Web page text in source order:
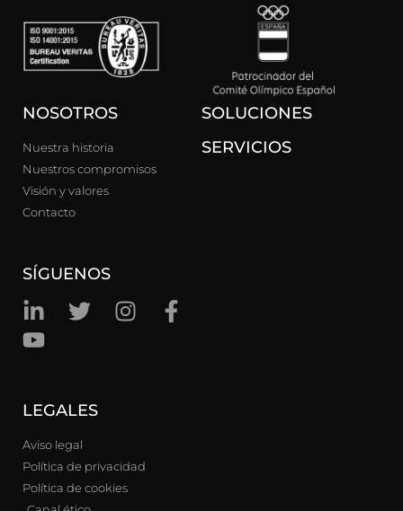
NOSOTROS
Nuestra historia
Nuestros compromisos
Visión y valores
Contacto
SÍGUENOS
SOLUCIONES
SERVICIOS
LEGALES
Aviso legal
Política de privacidad
Política de cookies